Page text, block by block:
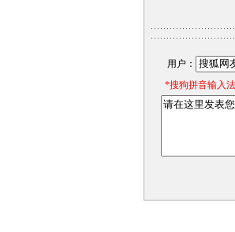
用户：
*搜狗拼音输入